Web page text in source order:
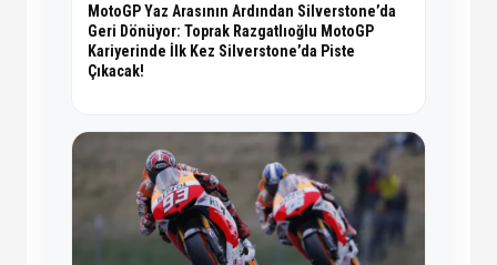
MotoGP Yaz Arasının Ardından Silverstone’da
Geri Dönüyor: Toprak Razgatlıoğlu MotoGP
Kariyerinde İlk Kez Silverstone’da Piste
Çıkacak!